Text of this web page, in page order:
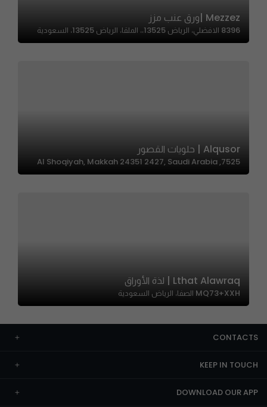
Mezzez |ورق عنب مزز
8396 الافضلي، الرياض 13525،، الملقا، الرياض 13525، السعودية
Alqusor | حلويات القصور
7525, Al Shoqiyah, Makkah 24351 2427, Saudi Arabia
Lthat Alawraq | لذة الأوراق
MQ73+XXH الصفا، الرياض السعودية
CONTACTS
KEEP IN TOUCH
DOWNLOAD OUR APP